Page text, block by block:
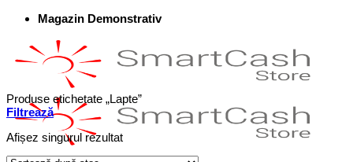
Magazin Demonstrativ
Produse etichetate „Lapte”
Filtrează
Afișez singurul rezultat